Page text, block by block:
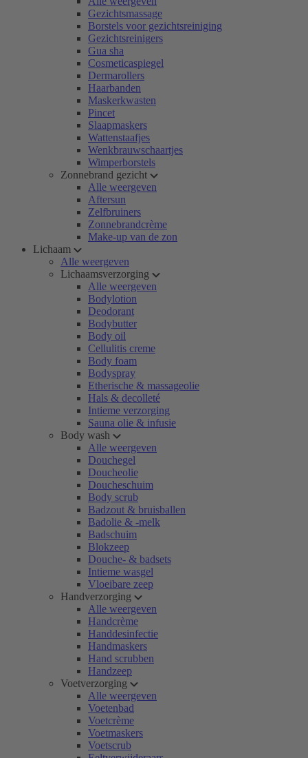
Gezichtsmassage
Borstels voor gezichtsreiniging
Gezichtsreinigers
Gua sha
Cosmeticaspiegel
Dermarollers
Haarbanden
Maskerkwasten
Pincet
Slaapmaskers
Wattenstaafjes
Wenkbrauwschaartjes
Wimperborstels
Zonnebrand gezicht
Alle weergeven
Aftersun
Zelfbruiners
Zonnebrandcrème
Make-up van de zon
Lichaam
Alle weergeven
Lichaamsverzorging
Alle weergeven
Bodylotion
Deodorant
Bodybutter
Body oil
Cellulitis creme
Body foam
Bodyspray
Etherische & massageolie
Hals & decolleté
Intieme verzorging
Sauna olie & infusie
Body wash
Alle weergeven
Douchegel
Doucheolie
Doucheschuim
Body scrub
Badzout & bruisballen
Badolie & -melk
Badschuim
Blokzeep
Douche- & badsets
Intieme wasgel
Vloeibare zeep
Handverzorging
Alle weergeven
Handcrème
Handdesinfectie
Handmaskers
Hand scrubben
Handzeep
Voetverzorging
Alle weergeven
Voetenbad
Voetcrème
Voetmaskers
Voetscrub